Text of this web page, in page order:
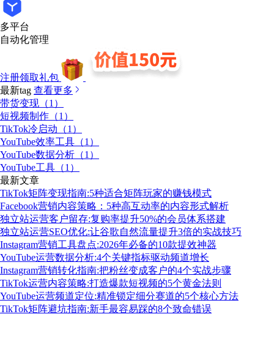
多平台
自动化管理
注册领取礼包
最新tag 查看更多
带货变现（1）
短视频制作（1）
TikTok冷启动（1）
YouTube效率工具（1）
YouTube数据分析（1）
YouTube工具（1）
最新文章
TikTok矩阵变现指南:5种适合矩阵玩家的赚钱模式
Facebook营销内容策略：5种高互动率的内容形式解析
独立站运营客户留存:复购率提升50%的会员体系搭建
独立站运营SEO优化:让谷歌自然流量提升3倍的实战技巧
Instagram营销工具盘点:2026年必备的10款提效神器
YouTube运营数据分析:4个关键指标驱动频道增长
Instagram营销转化指南:把粉丝变成客户的4个实战步骤
TikTok运营内容策略:打造爆款短视频的5个黄金法则
YouTube运营频道定位:精准锁定细分赛道的5个核心方法
TikTok矩阵避坑指南:新手最容易踩的8个致命错误